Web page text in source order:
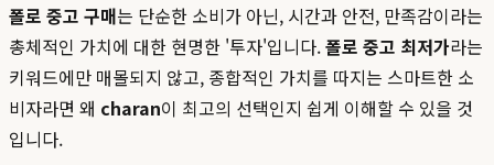
폴로 중고 구매는 단순한 소비가 아닌, 시간과 안전, 만족감이라는
총체적인 가치에 대한 현명한 '투자'입니다.폴로 중고 최저가라는
키워드에만 매몰되지 않고, 종합적인 가치를 따지는 스마트한 소
비자라면 왜 charan이 최고의 선택인지 쉽게 이해할 수 있을 것
입니다.